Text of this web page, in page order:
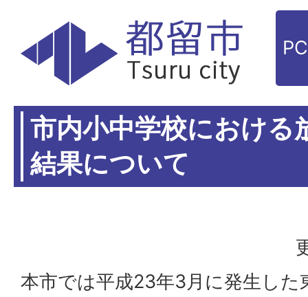
市内小中学校における
結果について
本市では平成23年3月に発生した